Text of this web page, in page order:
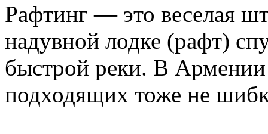
Рафтинг — это веселая
надувной лодке (рафт)
быстрой реки. В Армении
подходящих тоже не